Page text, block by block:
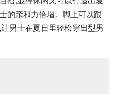
的亲和力倍增。脚上可以跟
男士在夏日里轻松穿出型男